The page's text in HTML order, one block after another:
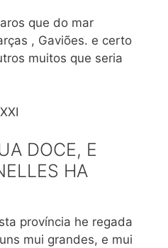
que do mar
, Gaviões. e certo
muitos que seria
XXI
DOCE, E
HA
província he regada
mui grandes, e mui